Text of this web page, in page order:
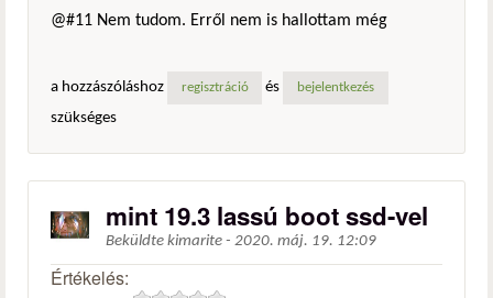
@#11 Nem tudom. Erről nem is hallottam még
a hozzászóláshoz regisztráció és bejelentkezés
szükséges
mint 19.3 lassú boot ssd-vel
Beküldte kimarite - 2020. máj. 19. 12:09
Értékelés: